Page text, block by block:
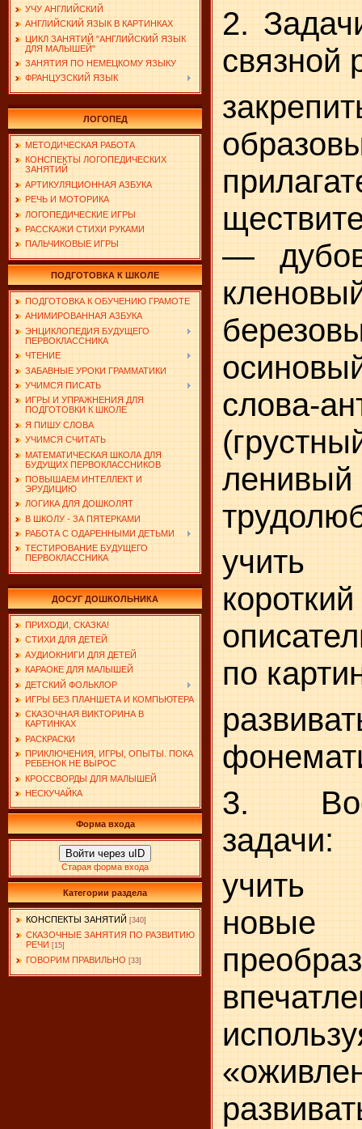
УЧУ АНГЛИЙСКИЙ
АНГЛИЙСКИЙ ЯЗЫК В КАРТИНКАХ
ЦИКЛ ЗАНЯТИЙ "АНГЛИЙСКИЙ ЯЗЫК
ДЛЯ МАЛЫШЕЙ"
ЗАНЯТИЯ ПО НЕМЕЦКОМУ ЯЗЫКУ
ФРАНЦУЗСКИЙ ЯЗЫК
ЛОГОПЕД
МЕТОДИЧЕСКАЯ РАБОТА
КОНСПЕКТЫ ЛОГОПЕДИЧЕСКИХ
ЗАНЯТИЙ
АРТИКУЛЯЦИОННАЯ АЗБУКА
РЕЧЬ И МОТОРИКА
ЛОГОПЕДИЧЕСКИЕ ИГРЫ
РАССКАЖИ СТИХИ РУКАМИ
ПАЛЬЧИКОВЫЕ ИГРЫ
ПОДГОТОВКА К ШКОЛЕ
ПОДГОТОВКА К ОБУЧЕНИЮ ГРАМОТЕ
АНИМИРОВАННАЯ АЗБУКА
ЭНЦИКЛОПЕДИЯ БУДУЩЕГО
ПЕРВОКЛАССНИКА
ЧТЕНИЕ
ЗАБАВНЫЕ УРОКИ ГРАММАТИКИ
УЧИМСЯ ПИСАТЬ
ИГРЫ И УПРАЖНЕНИЯ ДЛЯ
ПОДГОТОВКИ К ШКОЛЕ
Я ПИШУ СЛОВА
УЧИМСЯ СЧИТАТЬ
МАТЕМАТИЧЕСКАЯ ШКОЛА ДЛЯ
БУДУЩИХ ПЕРВОКЛАССНИКОВ
ПОВЫШАЕМ ИНТЕЛЛЕКТ И
ЭРУДИЦИЮ
ЛОГИКА ДЛЯ ДОШКОЛЯТ
В ШКОЛУ - ЗА ПЯТЕРКАМИ
РАБОТА С ОДАРЕННЫМИ ДЕТЬМИ
ТЕСТИРОВАНИЕ БУДУЩЕГО
ПЕРВОКЛАССНИКА
ДОСУГ ДОШКОЛЬНИКА
ПРИХОДИ, СКАЗКА!
СТИХИ ДЛЯ ДЕТЕЙ
АУДИОКНИГИ ДЛЯ ДЕТЕЙ
КАРАОКЕ ДЛЯ МАЛЫШЕЙ
ДЕТСКИЙ ФОЛЬКЛОР
ИГРЫ БЕЗ ПЛАНШЕТА И КОМПЬЮТЕРА
СКАЗОЧНАЯ ВИКТОРИНА В
КАРТИНКАХ
РАСКРАСКИ
ПРИКЛЮЧЕНИЯ, ИГРЫ, ОПЫТЫ. ПОКА
РЕБЕНОК НЕ ВЫРОС
КРОССВОРДЫ ДЛЯ МАЛЫШЕЙ
НЕСКУЧАЙКА
Форма входа
Войти через uID
Старая форма входа
Категории раздела
КОНСПЕКТЫ ЗАНЯТИЙ [340]
СКАЗОЧНЫЕ ЗАНЯТИЯ ПО РАЗВИТИЮ
РЕЧИ [15]
ГОВОРИМ ПРАВИЛЬНО [33]
2.
связной
—
слова-
учить
короткий
по
3.
задачи:
учить